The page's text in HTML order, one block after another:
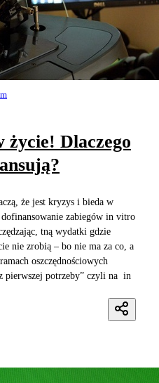
Dlaczego
że jest kryzys i bieda w
zabiegów in vitro
tną wydatki gdzie
nie zrobią – bo nie ma za co, a
oszczędnościowych
pierwszej potrzeby” czyli na in